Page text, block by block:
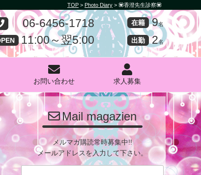
TOP > Photo Diary > 💟香澄先生診察💟
06-6456-1718
11:00～翌5:00
在籍 9名
出勤 2名
お問い合わせ 求人募集
Mail magazien
メルマガ購読常時募集中!!
メールアドレスを入力して下さい。